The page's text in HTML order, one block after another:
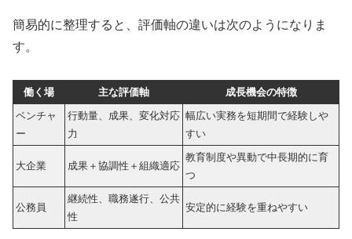
簡易的に整理すると、評価軸の違いは次のようになりま
す。
働く場 主な評価軸
成長機会の特徴
ベンチャ
ー
行動量、成果、変化対応
力
幅広い実務を短期間で経験しや
すい
大企業 成果＋協調性＋組織適応
教育制度や異動で中長期的に育
つ
公務員
継続性、職務遂行、公共
性
安定的に経験を重ねやすい